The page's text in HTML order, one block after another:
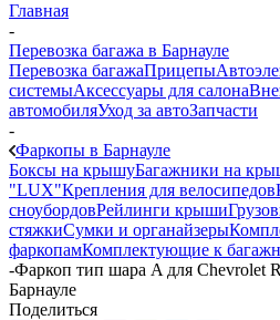
Главная
-
Перевозка багажа в Барнауле
Перевозка багажаПрицепы
системыАксессуары для салона
автомобиляУход за автоЗапчасти
-
Фаркопы в Барнауле
Боксы на крышуБагажники на
"LUX"Крепления для велосипедов
сноубордовРейлинги крыши
стяжкиСумки и органайзеры
фаркопамКомплектующие к
-Фаркоп тип шара A для Chevrolet
Барнауле
Поделиться